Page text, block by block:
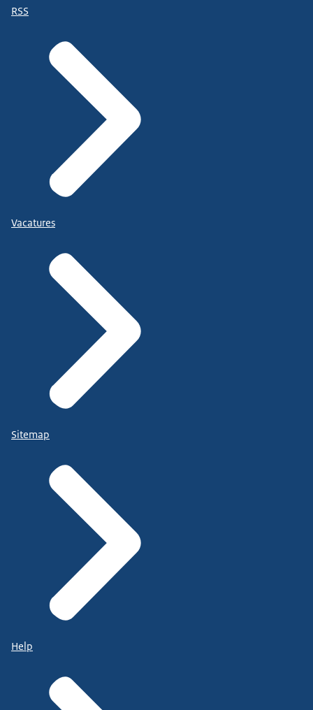
RSS
Vacatures
Sitemap
Help